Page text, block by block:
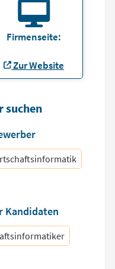
Firmenseite:
Zur Website
suchen
Kandidaten